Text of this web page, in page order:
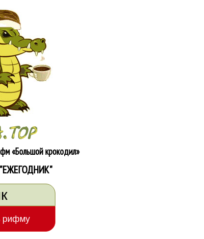
«Большой крокодил»
"ЕЖЕГОДНИК"